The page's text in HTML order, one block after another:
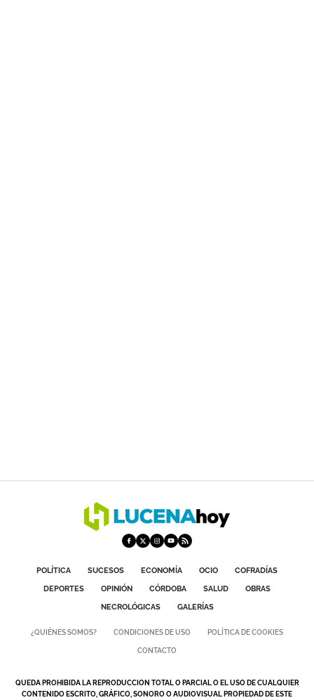
POLÍTICA SUCESOS ECONOMÍA OCIO
COFRADÍAS
DEPORTES
OPINIÓN CÓRDOBA SALUD
OBRAS
NECROLÓGICAS
GALERÍAS
¿QUIÉNES SOMOS? CONDICIONES DE USO POLÍTICA DE COOKIES
CONTACTO
QUEDA PROHIBIDA LA REPRODUCCION TOTAL O PARCIAL O EL USO DE CUALQUIER
CONTENIDO ESCRITO, GRÁFICO, SONORO O AUDIOVISUAL PROPIEDAD DE ESTE